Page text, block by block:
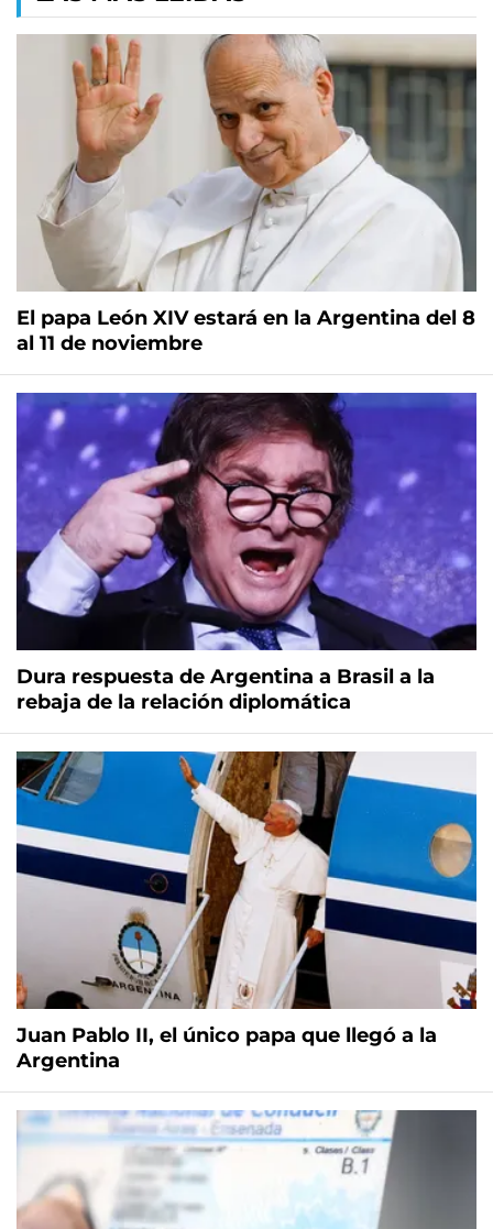
El papa León XIV estará en la Argentina del 8
al 11 de noviembre
Dura respuesta de Argentina a Brasil a la
rebaja de la relación diplomática
Juan Pablo II, el único papa que llegó a la
Argentina